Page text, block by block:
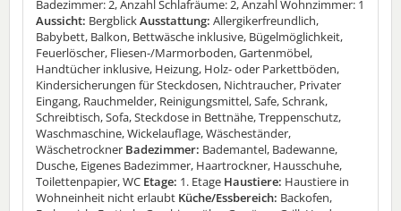
Badezimmer: 2, Anzahl Schlafräume: 2, Anzahl Wohnzimmer: 1
Aussicht: BergblickAusstattung: Allergikerfreundlich,
Babybett, Balkon, Bettwäsche inklusive, Bügelmöglichkeit,
Feuerlöscher, Fliesen-/Marmorboden, Gartenmöbel,
Handtücher inklusive, Heizung, Holz- oder Parkettböden,
Kindersicherungen für Steckdosen, Nichtraucher, Privater
Eingang, Rauchmelder, Reinigungsmittel, Safe, Schrank,
Schreibtisch, Sofa, Steckdose in Bettnähe, Treppenschutz,
Waschmaschine, Wickelauflage, Wäscheständer,
Wäschetrockner Badezimmer: Bademantel, Badewanne,
Dusche, Eigenes Badezimmer, Haartrockner, Hausschuhe,
Toilettenpapier, WC Etage: 1. Etage Haustiere: Haustiere in
Wohneinheit nicht erlaubt Küche/Essbereich: Backofen,